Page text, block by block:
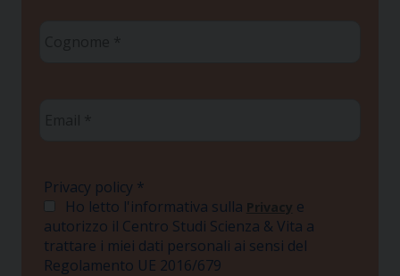
Privacy policy *
Ho letto l'informativa sulla Privacy e
autorizzo il Centro Studi Scienza & Vita a
trattare i miei dati personali ai sensi del
Regolamento UE 2016/679